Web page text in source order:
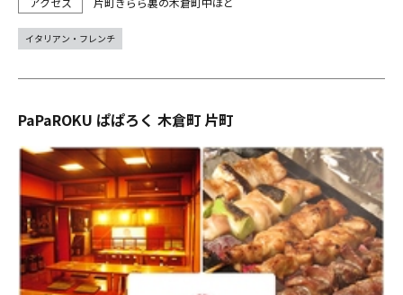
イタリアン・フレンチ
PaPaROKU ぱぱろく 木倉町 片町